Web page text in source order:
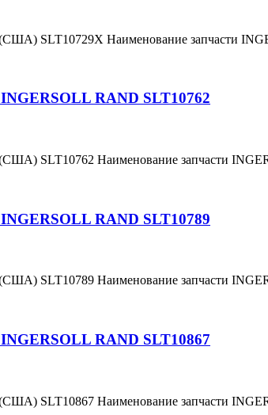
(США) SLT10729X Наименование запчасти
RAND SLT10762
(США) SLT10762 Наименование запчасти
RAND SLT10789
(США) SLT10789 Наименование запчасти
RAND SLT10867
(США) SLT10867 Наименование запчасти